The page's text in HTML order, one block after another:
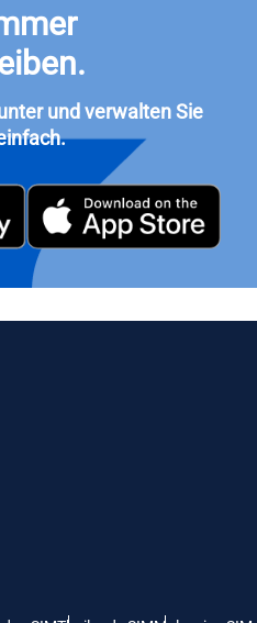
und verwalten Sie
Peso
Dollar
Sterling